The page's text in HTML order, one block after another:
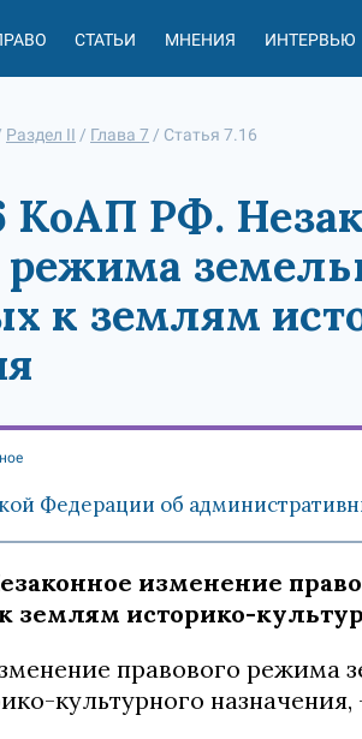
СТАТЬИ МНЕНИЯ ИНТЕРВЬЮ
Раздел II / Глава 7 / Статья 7.16
КоАП РФ.
режима
к землям
Федерации об
изменение
землям историко-
правового режима
культурного назначения,